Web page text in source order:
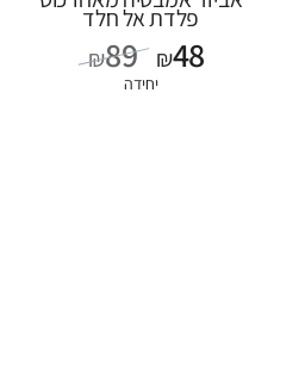
פלדת אל חלד
₪89 ₪48
יחידה